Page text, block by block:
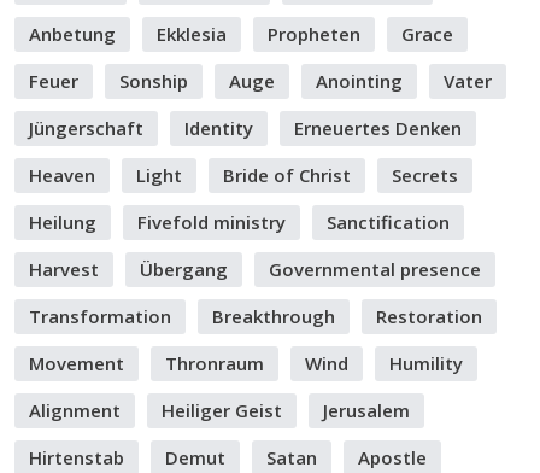
Anbetung
Ekklesia Propheten
Grace
Feuer
Sonship Auge Anointing
Vater
Jüngerschaft
Identity
Erneuertes Denken
Heaven
Light Bride of Christ
Secrets
Heilung
Fivefold ministry
Sanctification
Harvest
Übergang
Governmental presence
Transformation
Breakthrough
Restoration
Movement
Thronraum Wind
Humility
Alignment
Heiliger Geist
Jerusalem
Hirtenstab
Demut Satan Apostle